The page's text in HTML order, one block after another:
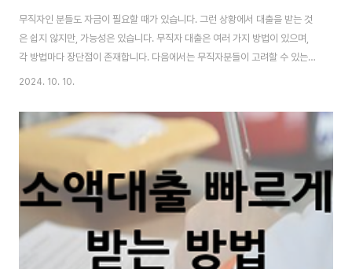
무직자인 분들도 자금이 필요할 때가 있습니다. 그런 상황에서 대출을 받는 것
은 쉽지 않지만, 가능성은 있습니다. 무직자 대출은 여러 가지 방법이 있으며,
각 방법마다 장단점이 존재합니다. 다음에서는 무직자분들이 고려할 수 있는
다양한 대출 옵션을 자세히 설명드리겠습니다. 무직자 대출 이해하기무직자
때는 수입이 중요합니다. 하지만 무직자라고 해서 대출을 받을 수 없는 것은 아
닙니다. 다양한 조건을 충족하면 대출이 가능합니다.무직자 대출은 주로 신용
도에 기반합니다. 신용도가 높을수록 대출 승인 가능성이 높습니다. 하지만 신
용도가 낮더라도 다른 조건이 충족된다면 대출이 가능합니다. 내 대출한도 금
리 확인 바로가기 대출 조건과 ..
2024. 10. 10.